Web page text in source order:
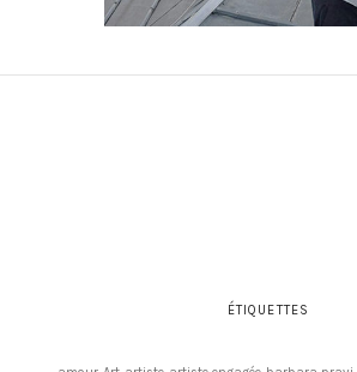
ÉTIQUETTES